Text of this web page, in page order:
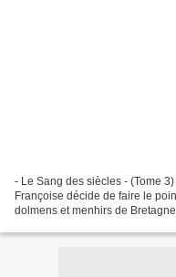
- Le Sang des siècles - (Tome
Françoise décide de faire le
dolmens et menhirs de